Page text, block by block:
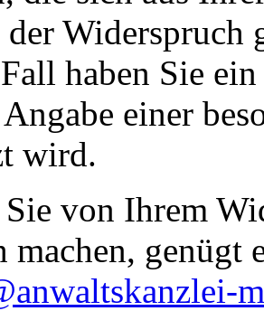
der
haben Sie
einer
wird.
von Ihrem
machen, genügt